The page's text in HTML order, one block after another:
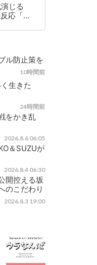
じる
応「…
ル防止策を
10時間前
生きた
24時間前
をかき乱
2026.8.6 06:05
＆SUZUが
2026.8.4 06:30
開控える坂
のこだわり
2026.8.3 19:00